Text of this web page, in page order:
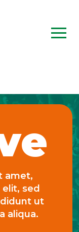
amet,
sed
ut
aliqua.